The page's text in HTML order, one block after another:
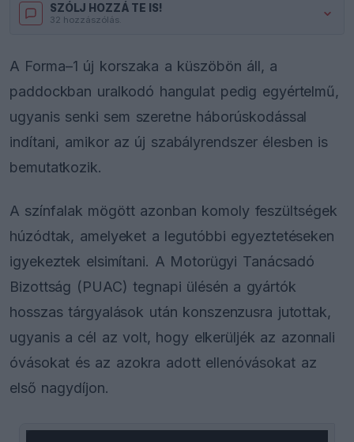
SZÓLJ HOZZÁ TE IS!
32 hozzászólás.
A Forma–1 új korszaka a küszöbön áll, a
paddockban uralkodó hangulat pedig egyértelmű,
ugyanis senki sem szeretne háborúskodással
indítani, amikor az új szabályrendszer élesben is
bemutatkozik.
A színfalak mögött azonban komoly feszültségek
húzódtak, amelyeket a legutóbbi egyeztetéseken
igyekeztek elsimítani. A Motorügyi Tanácsadó
Bizottság (PUAC) tegnapi ülésén a gyártók
hosszas tárgyalások után konszenzusra jutottak,
ugyanis a cél az volt, hogy elkerüljék az azonnali
óvásokat és az azokra adott ellenóvásokat az
első nagydíjon.